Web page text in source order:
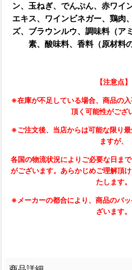
ン、玉ねぎ、でんぷん、赤ワイ
エキス、ワインビネガー、鶏肉
ズ、ブラウンルウ、調味料（ア
素、酸味料、香料（原材料
【注意点】
※在庫が不足している場合、商品の
頂く可能性がござ
※ご注文後、当店からは可能な限り
ますが、
各国の物流状況によりご必要な日ま
がございます。あらかじめご理解頂
たします。
※メーカーの都合により、商品のパ
ざいます。